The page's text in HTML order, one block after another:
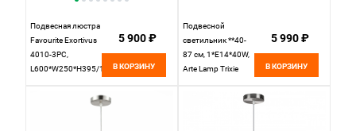
Подвесная люстра
Favourite Exortivus
4010-3PC,
L600*W250*H395/1395,
серебра, плафон
5 900 ₽
В КОРЗИНУ
Подвесной
светильник **40-
87 см, 1*E14*40W,
Arte Lamp Trixie
5 990 ₽
В КОРЗИНУ